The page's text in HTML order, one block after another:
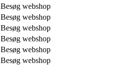
Besøg webshop
Besøg webshop
Besøg webshop
Besøg webshop
Besøg webshop
Besøg webshop